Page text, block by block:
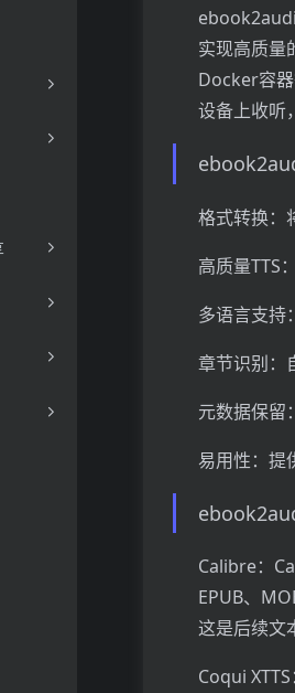
实现高质量
Docker容
设备上收听
格式转换：
高质量TTS
多语言支持
章节识别：
元数据保留
易用性：提
Calibre：
EPUB、
这是后续文
Coqui